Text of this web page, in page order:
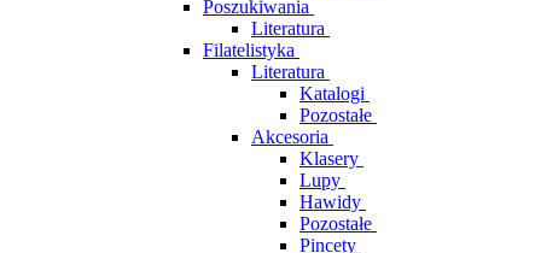
Poszukiwania
Literatura
Filatelistyka
Literatura
Katalogi
Pozostałe
Akcesoria
Klasery
Lupy
Hawidy
Pozostałe
Pincety